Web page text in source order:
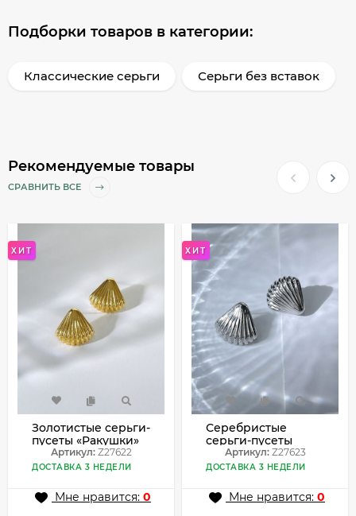
Подборки товаров в категории:
Классические серьги Серьги без вставок
Рекомендуемые товары
СРАВНИТЬ ВСЕ
ХИТ
Золотистые серьги-
пусеты «Ракушки»
Z27622
Артикул:Z27622
ДОСТАВКА 3 НЕДЕЛИ
Мне нравится: 0
ХИТ
Серебристые
серьги-пусеты
«Ракушки» Z27623
Артикул:Z27623
ДОСТАВКА 3 НЕДЕЛИ
Мне нравится: 0